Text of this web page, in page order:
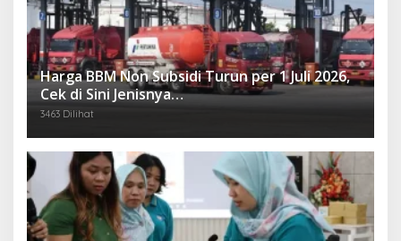
Harga BBM Non Subsidi Turun per 1 Juli 2026,
Cek di Sini Jenisnya…
3463 Dilihat